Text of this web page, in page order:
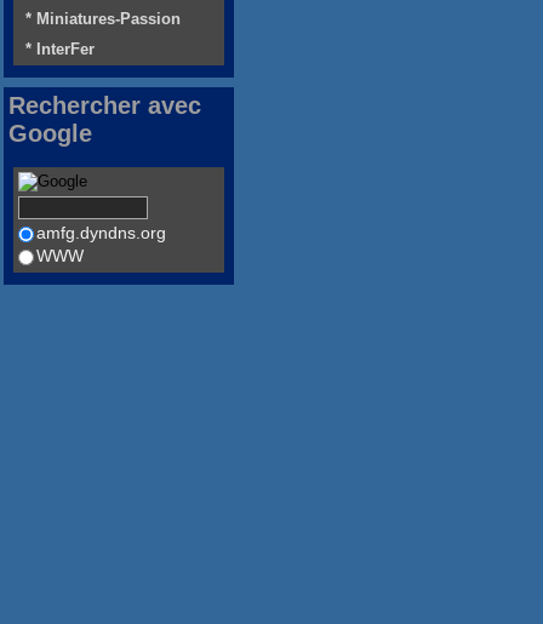
* Miniatures-Passion
* InterFer
Rechercher avec
Google
amfg.dyndns.org
WWW